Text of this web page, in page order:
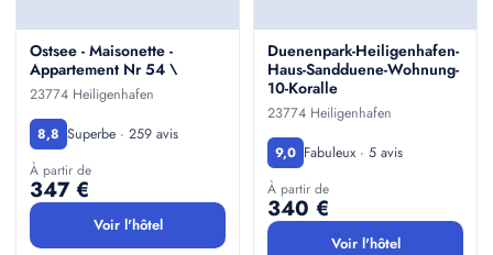
Ostsee - Maisonette -
Appartement Nr 54 \
23774 Heiligenhafen
8,8 Superbe · 259 avis
À partir de
347 €
Voir l'hôtel
Duenenpark-Heiligenhafen-
Haus-Sandduene-Wohnung-
10-Koralle
23774 Heiligenhafen
9,0 Fabuleux · 5 avis
À partir de
340 €
Voir l'hôtel